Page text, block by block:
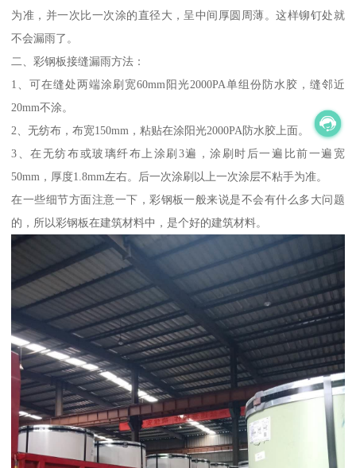
为准，并一次比一次涂的直径大，呈中间厚圆周薄。这样铆钉处就
不会漏雨了。
二、彩钢板接缝漏雨方法：
1、可在缝处两端涂刷宽60mm阳光2000PA单组份防水胶，缝邻近
20mm不涂。
2、无纺布，布宽150mm，粘贴在涂阳光2000PA防水胶上面。
3、在无纺布或玻璃纤布上涂刷3遍，涂刷时后一遍比前一遍宽
50mm，厚度1.8mm左右。后一次涂刷以上一次涂层不粘手为准。
在一些细节方面注意一下，彩钢板一般来说是不会有什么多大问题
的，所以彩钢板在建筑材料中，是个好的建筑材料。